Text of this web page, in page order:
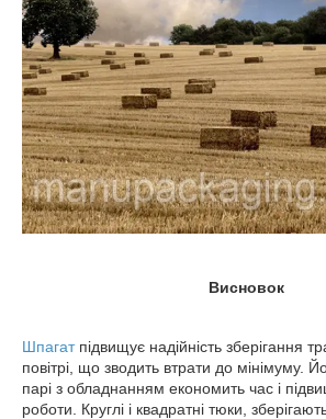
Висновок
Шпагатпідвищує надійність зберігання
повітрі, що зводить втрати до мінімуму.
парі з обладнанням економить час і
роботи. Круглі і квадратні тюки,